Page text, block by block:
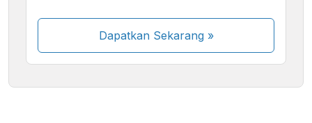
Dapatkan Sekarang»
Beberapa metode pembayaran masih dalam
proses aktivasi.